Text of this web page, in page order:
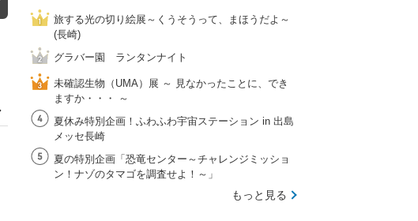
旅する光の切り絵展～くうそうって、まほうだよ～
(長崎)
グラバー園 ランタンナイト
未確認生物（UMA）展 ～ 見なかったことに、でき
ますか・・・ ～
夏休み特別企画！ふわふわ宇宙ステーション in 出島
メッセ長崎
夏の特別企画「恐竜センター～チャレンジミッショ
ン！ナゾのタマゴを調査せよ！～」
もっと見る